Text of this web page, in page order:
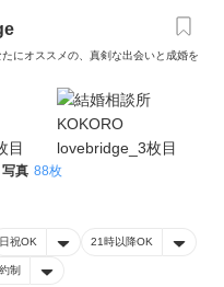
にオススメの、真剣な出会いと成婚を
写真 88枚
日祝OK 21時以降OK
制